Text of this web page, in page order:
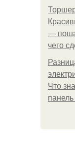
—
чего
Что
панель